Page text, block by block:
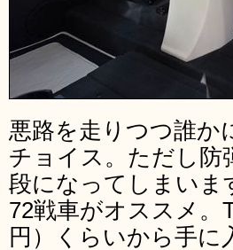
悪路を走りつつ誰か
チョイス。ただし防
段になってしまいま
72戦車がオススメ。
円）くらいから手